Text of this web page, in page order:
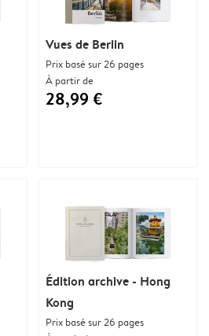
Vues de Berlin
Prix basé sur 26 pages
À partir de
28,99 €
Édition archive - Hong
Kong
Prix basé sur 26 pages